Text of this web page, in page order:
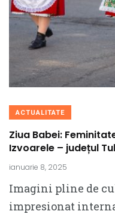
ACTUALITATE
Ziua Babei:
Izvoarele – județul
ianuarie 8, 2025
Imagini pline de
impresionat